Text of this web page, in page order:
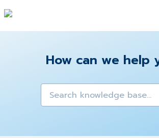
How can we help